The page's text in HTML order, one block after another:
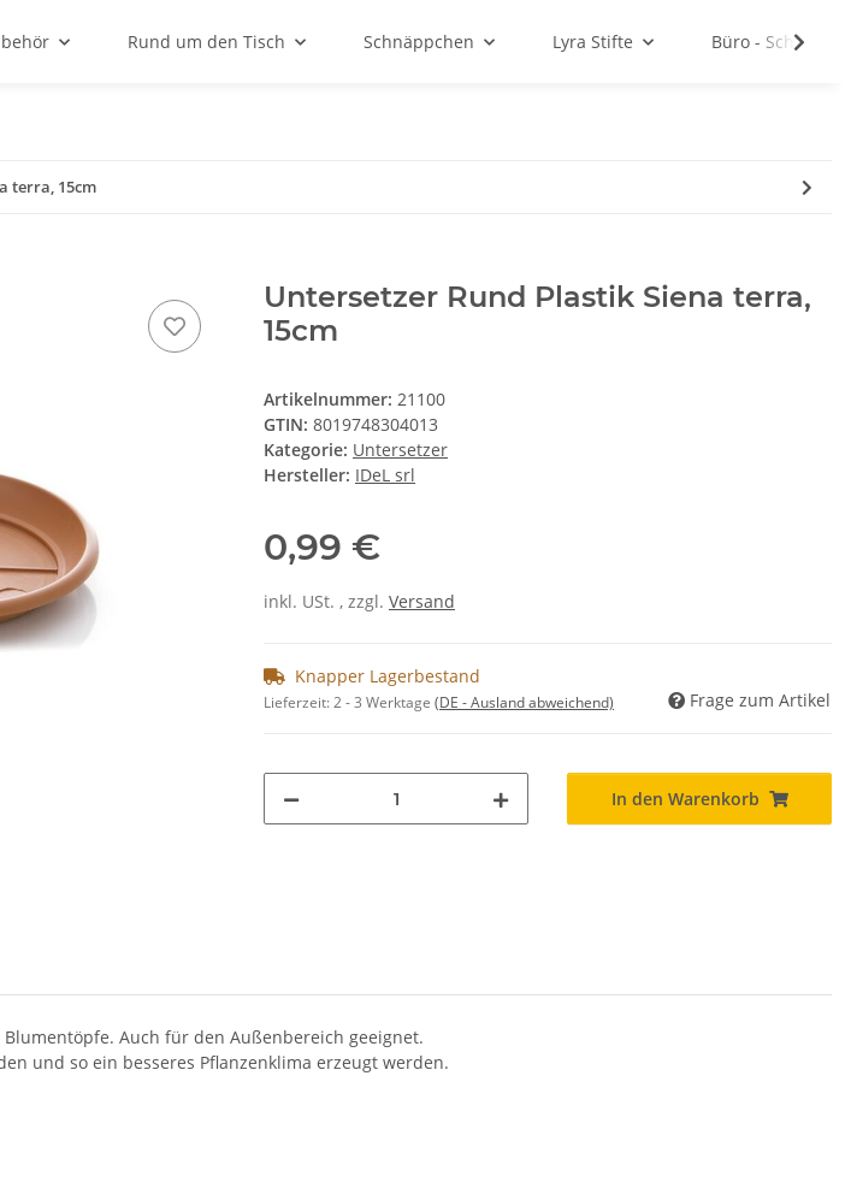
Rund um den Tisch Schnäppchen Lyra Stifte Büro - Schule -
terra, 15cm
Untersetzer Rund Plastik Siena terra,
15cm
Artikelnummer: 21100
GTIN: 8019748304013
Kategorie: Untersetzer
Hersteller: IDeL srl
0,99 €
inkl. USt. , zzgl. Versand
Knapper Lagerbestand
Lieferzeit:2 - 3 Werktage (DE - Ausland abweichend) Frage zum Artikel
In den Warenkorb
Auch für den Außenbereich geeignet.
und so ein besseres Pflanzenklima erzeugt werden.